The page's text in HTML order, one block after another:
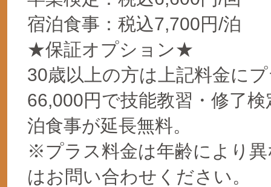
宿泊食事：税込7,700円/泊
★保証オプション★
30歳以上の方は上記料金に
66,000円で技能教習・修了
泊食事が延長無料。
※プラス料金は年齢により
はお問い合わせください。